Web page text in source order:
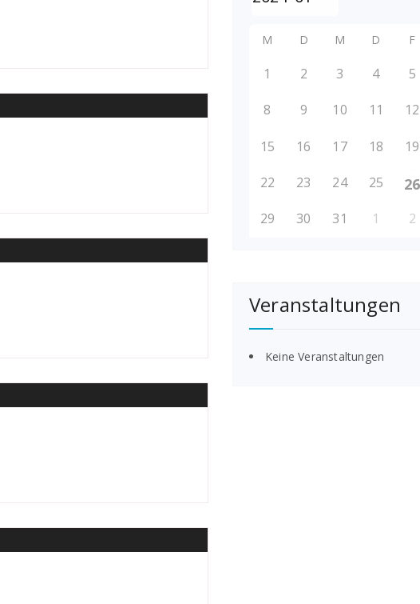
M D M D F
1 2 3 4 5
8 9 10 11 12
15 16 17 18 19
22 23 24 25 26
29 30 31 1 2
Veranstaltungen
Keine Veranstaltungen